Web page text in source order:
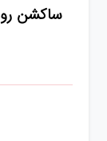
معاینه